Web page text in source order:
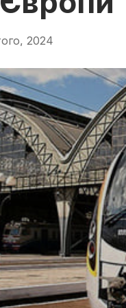
2024